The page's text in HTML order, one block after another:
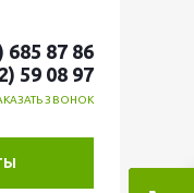
685 87 86
59 08 97
ЗВОНОК